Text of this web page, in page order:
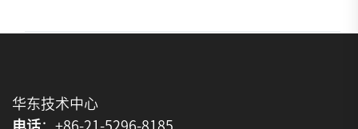
华东技术中心
电话：+86-21-5296-8185